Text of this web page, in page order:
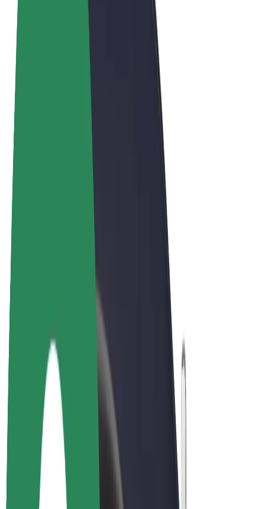
Zarobki kierowcy
Kurierzy
Zarobki kuriera
Partnerzy Bolt Food
Floty
Franczyza
O nas
Kariera